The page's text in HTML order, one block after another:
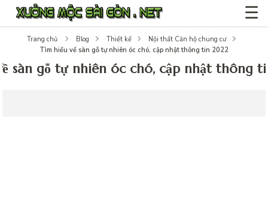
☰
Trang chủ Blog Thiết kế
Nội thất Căn hộ chung cư
Tìm hiểu về sàn gỗ tự nhiên óc chó, cập nhật thông tin 2022
sàn gỗ tự nhiên óc chó, cập nhật thông